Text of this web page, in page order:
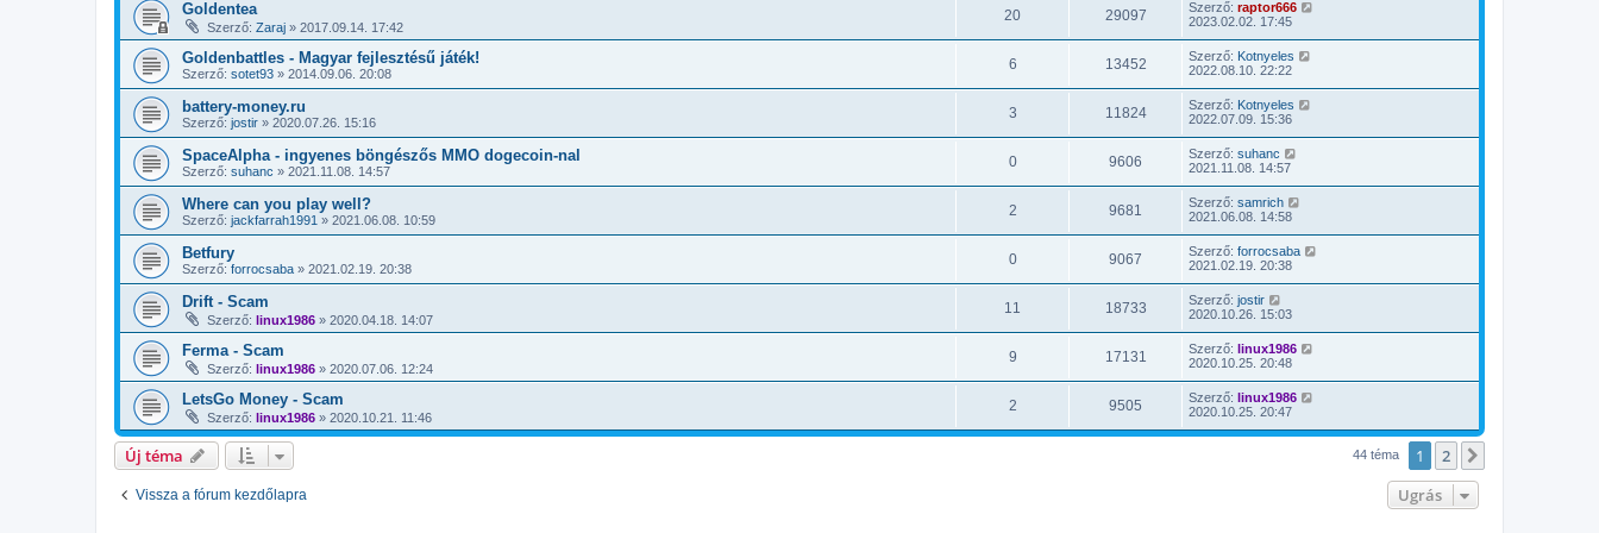
Goldentea
Szerző: Zaraj » 2017.09.14. 17:42
20 29097 Szerző: raptor666
2023.02.02. 17:45
Goldenbattles - Magyar fejlesztésű játék!
Szerző: sotet93 » 2014.09.06. 20:08
6 13452 Szerző: Kotnyeles
2022.08.10. 22:22
battery-money.ru
Szerző: jostir » 2020.07.26. 15:16
3 11824 Szerző: Kotnyeles
2022.07.09. 15:36
SpaceAlpha - ingyenes böngészős MMO dogecoin-nal
Szerző: suhanc » 2021.11.08. 14:57
0 9606 Szerző: suhanc
2021.11.08. 14:57
Where can you play well?
Szerző: jackfarrah1991 » 2021.06.08. 10:59
2 9681 Szerző: samrich
2021.06.08. 14:58
Betfury
Szerző: forrocsaba » 2021.02.19. 20:38
0 9067 Szerző: forrocsaba
2021.02.19. 20:38
Drift - Scam
Szerző: linux1986 » 2020.04.18. 14:07
11 18733 Szerző: jostir
2020.10.26. 15:03
Ferma - Scam
Szerző: linux1986 » 2020.07.06. 12:24
9 17131 Szerző: linux1986
2020.10.25. 20:48
LetsGo Money - Scam
Szerző: linux1986 » 2020.10.21. 11:46
2 9505 Szerző: linux1986
2020.10.25. 20:47
Új téma 44 téma 1 2
Vissza a fórum kezdőlapra Ugrás